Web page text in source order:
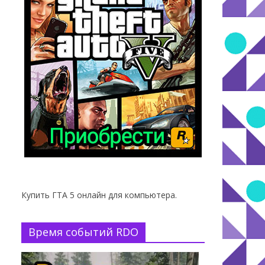
Купить ГТА 5 онлайн для компьютера.
Время событий RDO